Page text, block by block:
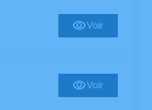
Voir
Voir